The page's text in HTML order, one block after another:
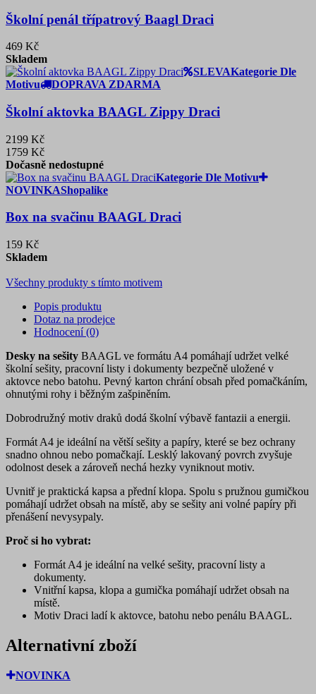
Školní penál třípatrový Baagl Draci
469 Kč
Skladem
SLEVAKategorie Dle
Motivu
DOPRAVA ZDARMA
Školní aktovka BAAGL Zippy Draci
2199 Kč
1759 Kč
Dočasně nedostupné
Kategorie Dle Motivu
NOVINKAShopalike
Box na svačinu BAAGL Draci
159 Kč
Skladem
Všechny produkty s tímto motivem
Popis produktu
Dotaz na prodejce
Hodnocení (0)
Desky na sešity BAAGL ve formátu A4 pomáhají udržet velké
školní sešity, pracovní listy i dokumenty bezpečně uložené v
aktovce nebo batohu. Pevný karton chrání obsah před pomačkáním,
ohnutými rohy i běžným zašpiněním.
Dobrodružný motiv draků dodá školní výbavě fantazii a energii.
Formát A4 je ideální na větší sešity a papíry, které se bez ochrany
snadno ohnou nebo pomačkají. Lesklý lakovaný povrch zvyšuje
odolnost desek a zároveň nechá hezky vyniknout motiv.
Uvnitř je praktická kapsa a přední klopa. Spolu s pružnou gumičkou
pomáhají udržet obsah na místě, aby se sešity ani volné papíry při
přenášení nevysypaly.
Proč si ho vybrat:
Formát A4 je ideální na velké sešity, pracovní listy a
dokumenty.
Vnitřní kapsa, klopa a gumička pomáhají udržet obsah na
místě.
Motiv Draci ladí k aktovce, batohu nebo penálu BAAGL.
Alternativní zboží
NOVINKA